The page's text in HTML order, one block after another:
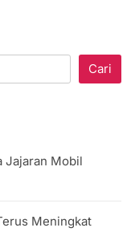
Cari
Jajaran Mobil
Meningkat